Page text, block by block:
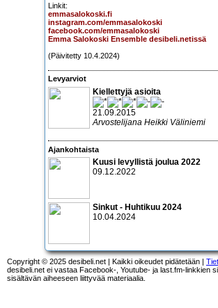
Linkit:
emmasalokoski.fi
instagram.com/emmasalokoski
facebook.com/emmasalokoski
Emma Salokoski Ensemble desibeli.netissä
(Päivitetty 10.4.2024)
Levyarviot
Kiellettyjä asioita
21.09.2015
Arvostelijana Heikki Väliniemi
Ajankohtaista
Kuusi levyllistä joulua 2022
09.12.2022
Sinkut - Huhtikuu 2024
10.04.2024
Copyright © 2025 desibeli.net | Kaikki oikeudet pidätetään |
desibeli.net ei vastaa Facebook-, Youtube- ja last.fm-linkkien
sisältävän aiheeseen liittyvää materiaalia.